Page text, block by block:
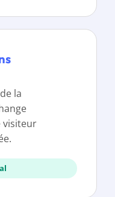
la
visiteur